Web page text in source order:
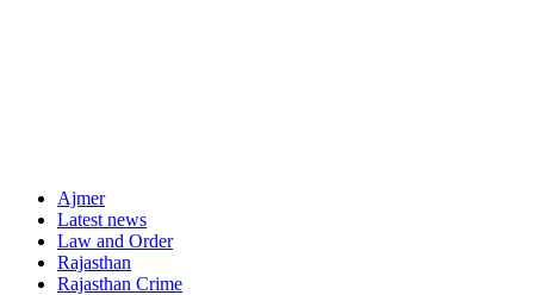
Ajmer
Latest news
Law and Order
Rajasthan
Rajasthan Crime